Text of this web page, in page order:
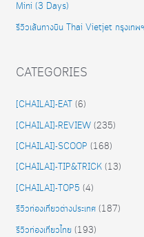
Mini (3 Days)
รีวิวเส้นทางบิน Thai Vietjet กรุงเทพฯ
CATEGORIES
[CHAILAI]-EAT (6)
[CHAILAI]-REVIEW (235)
[CHAILAI]-SCOOP (168)
[CHAILAI]-TIP&TRICK (13)
[CHAILAI]-TOP5 (4)
รีวิวท่องเที่ยวต่างประเทศ (187)
รีวิวท่องเที่ยวไทย (193)